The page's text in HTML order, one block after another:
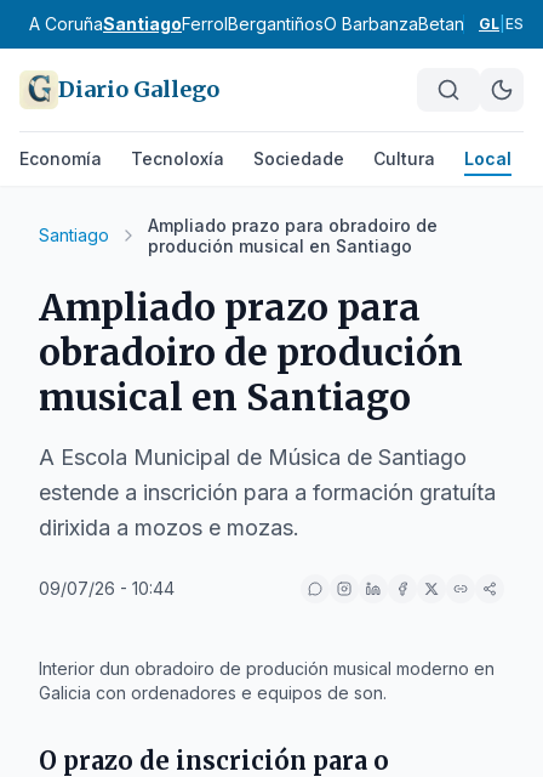
A CoruñaSantiagoFerrolBergantiñosO BarbanzaBetanzosOrdes
GL ES
Diario Gallego
Economía Tecnoloxía Sociedade Cultura Local
Santiago
Ampliado prazo para obradoiro de
produción musical en Santiago
Ampliado prazo para
obradoiro de produción
musical en Santiago
A Escola Municipal de Música de Santiago
estende a inscrición para a formación gratuíta
dirixida a mozos e mozas.
09/07/26 - 10:44
Interior dun obradoiro de produción musical moderno en
Galicia con ordenadores e equipos de son.
O prazo de inscrición para o